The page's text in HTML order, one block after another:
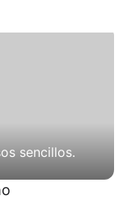
sencillos.